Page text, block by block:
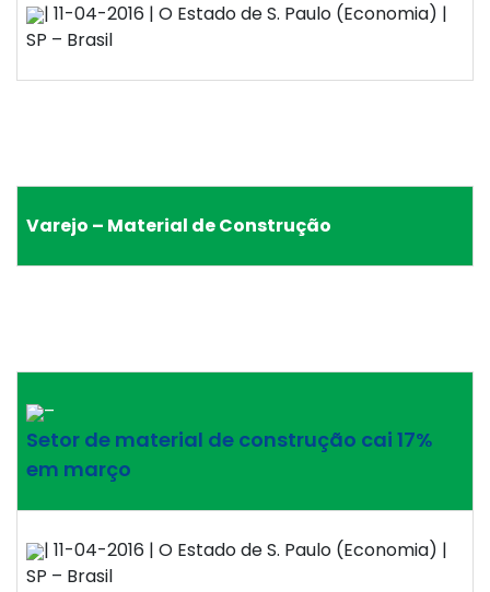
| 11-04-2016 | O Estado de S. Paulo (Economia) |
SP – Brasil
Varejo – Material de Construção
–
Setor de material de construção cai 17%
em março
| 11-04-2016 | O Estado de S. Paulo (Economia) |
SP – Brasil